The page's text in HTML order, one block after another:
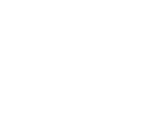
hinzufügen